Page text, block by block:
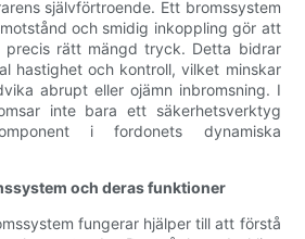
självförtroende. Ett bromssystem
och smidig inkoppling gör att
precis rätt mängd tryck. Detta bidrar
hastighet och kontroll, vilket minskar
abrupt eller ojämn inbromsning. I
inte bara ett säkerhetsverktyg
i fordonets dynamiska
och deras funktioner
fungerar hjälper till att förstå